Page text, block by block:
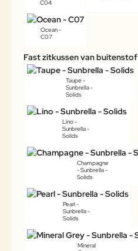
C04
Ocean -
C07
Fast zitkussen van buitenstof
Taupe -
Sunbrella -
Solids
Lino -
Sunbrella -
Solids
Champagne
- Sunbrella -
Solids
Pearl -
Sunbrella -
Solids
Mineral